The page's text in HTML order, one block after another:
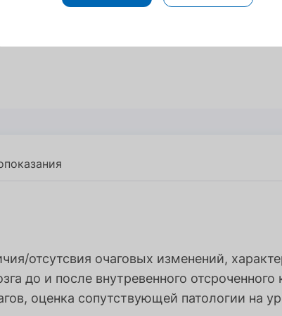
отсутсвия очаговых изменений,
до и после внутревенного
оценка сопутствующей патологии на